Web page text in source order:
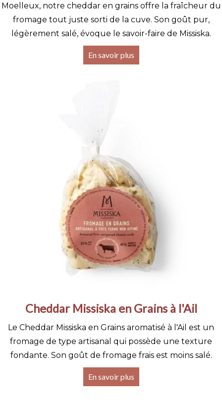
Moelleux, notre cheddar en grains offre la fraîcheur du
fromage tout juste sorti de la cuve. Son goût pur,
légèrement salé, évoque le savoir-faire de Missiska.
En savoir plus
Cheddar Missiska en Grains à l'Ail
Le Cheddar Missiska en Grains aromatisé à l'Ail est un
fromage de type artisanal qui possède une texture
fondante. Son goût de fromage frais est moins salé.
En savoir plus